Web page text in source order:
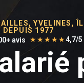
YVELINES,
DEPUIS 1977
avis
★★★★★4,7/5